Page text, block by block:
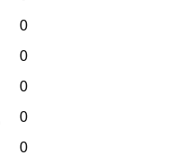
0
0
0
0
0